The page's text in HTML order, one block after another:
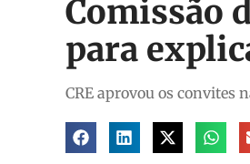
Comissão
para
CRE aprovou os convites